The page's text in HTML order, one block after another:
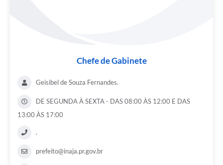
Chefe de Gabinete
Geisibel de Souza Fernandes.
DE SEGUNDA À SEXTA - DAS 08:00 ÀS 12:00 E DAS
13:00 ÀS 17:00
.
prefeito@inaja.pr.gov.br